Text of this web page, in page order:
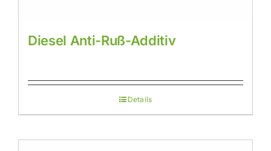
Diesel Anti-Ruß-Additiv
Details